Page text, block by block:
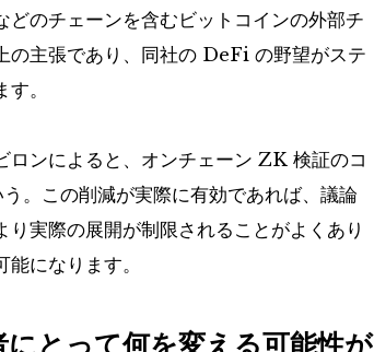
のチェーンを含むビットコインの外部チ
の主張であり、同社の DeFi の野望がステ
。
ロンによると、オンチェーン ZK 検証のコ
。この削減が実際に有効であれば、議論
実際の展開が制限されることがよくあり
になります。
とって何を変える可能性が